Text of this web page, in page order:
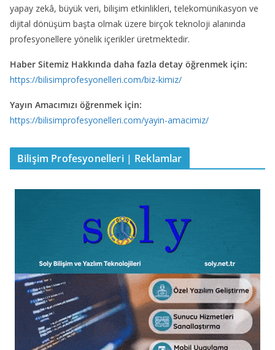
yapay zekâ, büyük veri, bilişim etkinlikleri, telekomünikasyon ve
dijital dönüşüm başta olmak üzere birçok teknoloji alanında
profesyonellere yönelik içerikler üretmektedir.
Haber Sitemiz Hakkında daha fazla detay öğrenmek için:
https://bilisimprofesyonelleri.com/biz-kimiz/
Yayın Amacımızı öğrenmek için:
https://bilisimprofesyonelleri.com/yayin-amacimiz/
Bilişim Profesyonelleri | Reklamlar